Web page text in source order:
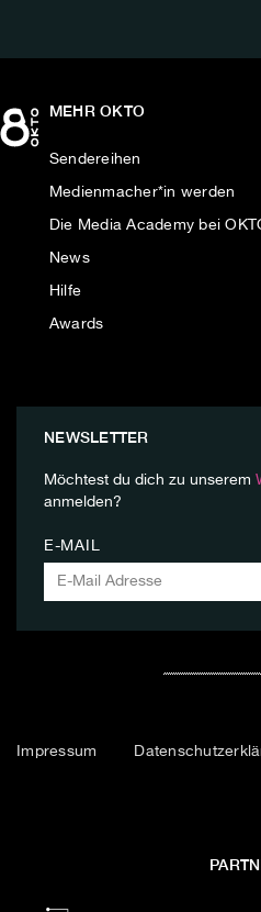
MEHR OKTO
Sendereihen
Medienmacher*in werden
Die Media Academy bei
News
Hilfe
Awards
NEWSLETTER
Möchtest du dich zu unserem
anmelden?
E-MAIL
Impressum